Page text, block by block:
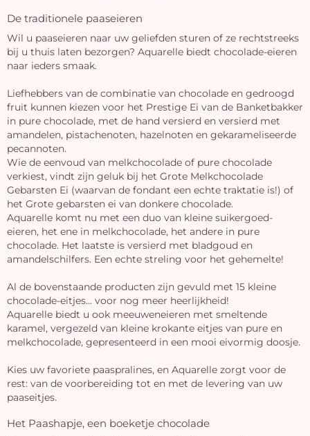
is
De traditionele paaseieren
Wil u paaseieren naar uw geliefden sturen of ze rechtstreeks
bij u thuis laten bezorgen? Aquarelle biedt chocolade-eieren
naar ieders smaak.
Liefhebbers van de combinatie van chocolade en gedroogd
fruit kunnen kiezen voor het Prestige Ei van de Banketbakker
in pure chocolade, met de hand versierd en versierd met
amandelen, pistachenoten, hazelnoten en gekarameliseerde
pecannoten.
Wie de eenvoud van melkchocolade of pure chocolade
verkiest, vindt zijn geluk bij het Grote Melkchocolade
Gebarsten Ei (waarvan de fondant een echte traktatie is!) of
het Grote gebarsten ei van donkere chocolade.
Aquarelle komt nu met een duo van kleine suikergoed-
eieren, het ene in melkchocolade, het andere in pure
chocolade. Het laatste is versierd met bladgoud en
amandelschilfers. Een echte streling voor het gehemelte!
Al de bovenstaande producten zijn gevuld met 15 kleine
chocolade-eitjes... voor nog meer heerlijkheid!
Aquarelle biedt u ook meeuweneieren met smeltende
karamel, vergezeld van kleine krokante eitjes van pure en
melkchocolade, gepresenteerd in een mooi eivormig doosje.
Kies uw favoriete paaspralines, en Aquarelle zorgt voor de
rest: van de voorbereiding tot en met de levering van uw
paaseitjes.
Het Paashapje, een boeketje chocolade